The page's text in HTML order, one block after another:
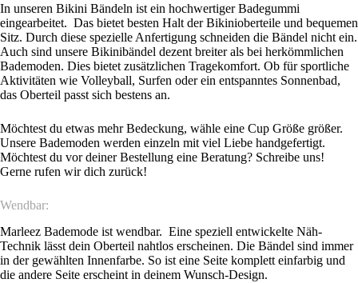
In unseren Bikini Bändeln ist ein hochwertiger Badegummi
eingearbeitet. Das bietet besten Halt der Bikinioberteile und bequemen
Sitz. Durch diese spezielle Anfertigung schneiden die Bändel nicht ein.
Auch sind unsere Bikinibändel dezent breiter als bei herkömmlichen
Bademoden. Dies bietet zusätzlichen Tragekomfort. Ob für sportliche
Aktivitäten wie Volleyball, Surfen oder ein entspanntes Sonnenbad,
das Oberteil passt sich bestens an.
Möchtest du etwas mehr Bedeckung, wähle eine Cup Größe größer.
Unsere Bademoden werden einzeln mit viel Liebe handgefertigt.
Möchtest du vor deiner Bestellung eine Beratung? Schreibe uns!
Gerne rufen wir dich zurück!
Wendbar:
Marleez Bademode ist wendbar. Eine speziell entwickelte Näh-
Technik lässt dein Oberteil nahtlos erscheinen. Die Bändel sind immer
in der gewählten Innenfarbe. So ist eine Seite komplett einfarbig und
die andere Seite erscheint in deinem Wunsch-Design.